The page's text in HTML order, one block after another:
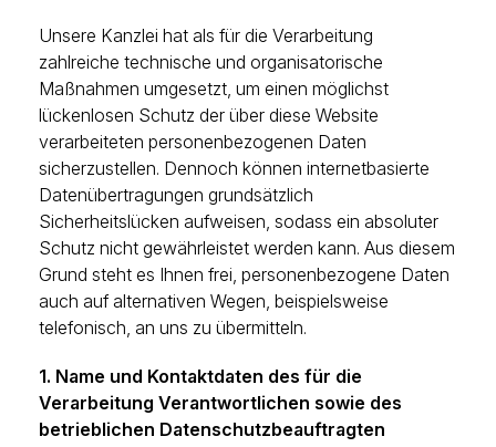
Unsere Kanzlei hat als für die Verarbeitung
zahlreiche technische und organisatorische
Maßnahmen umgesetzt, um einen möglichst
lückenlosen Schutz der über diese Website
verarbeiteten personenbezogenen Daten
sicherzustellen. Dennoch können internetbasierte
Datenübertragungen grundsätzlich
Sicherheitslücken aufweisen, sodass ein absoluter
Schutz nicht gewährleistet werden kann. Aus diesem
Grund steht es Ihnen frei, personenbezogene Daten
auch auf alternativen Wegen, beispielsweise
telefonisch, an uns zu übermitteln.
1. Name und Kontaktdaten des für die
Verarbeitung Verantwortlichen sowie des
betrieblichen Datenschutzbeauftragten